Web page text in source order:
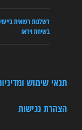
רשלנות רפואית
בשיחת וידאו
תנאי שימוש
הצהרת נגישות